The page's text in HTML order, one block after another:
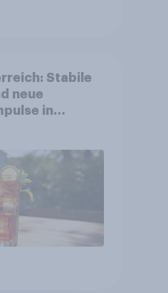
Stabile
neue
in